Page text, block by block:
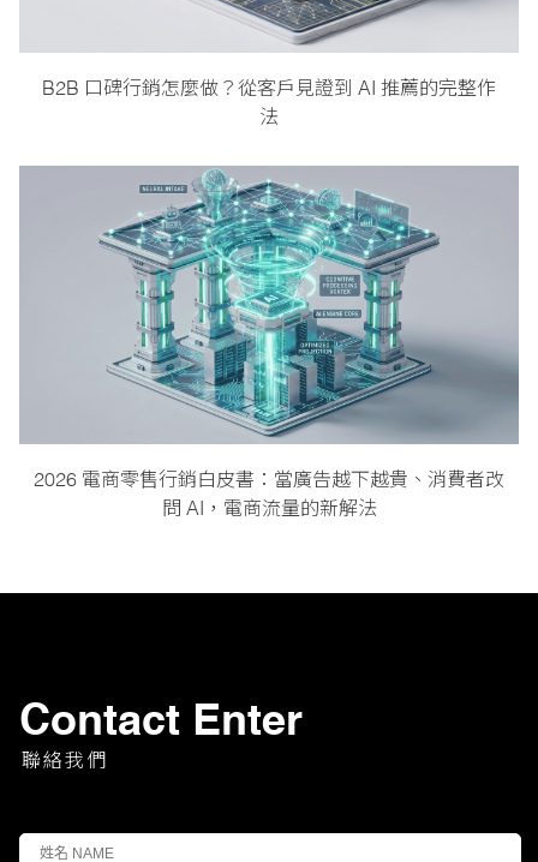
B2B 口碑行銷怎麼做？從客戶見證到 AI 推薦的完整作
法
2026 電商零售行銷白皮書：當廣告越下越貴、消費者改
問 AI，電商流量的新解法
Contact Enter
聯絡我們